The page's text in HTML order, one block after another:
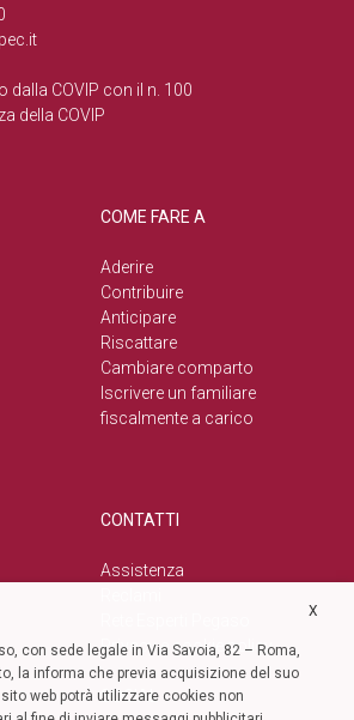
dalla COVIP con il n. 100
della COVIP
COME FARE A
Aderire
Contribuire
Anticipare
Riscattare
Cambiare comparto
Iscrivere un familiare
fiscalmente a carico
CONTATTI
Assistenza
Privacy e cookie policy
SOCIAL
X
con sede legale in Via Savoia, 82 – Roma,
la informa che previa acquisizione del suo
web potrà utilizzare cookies non